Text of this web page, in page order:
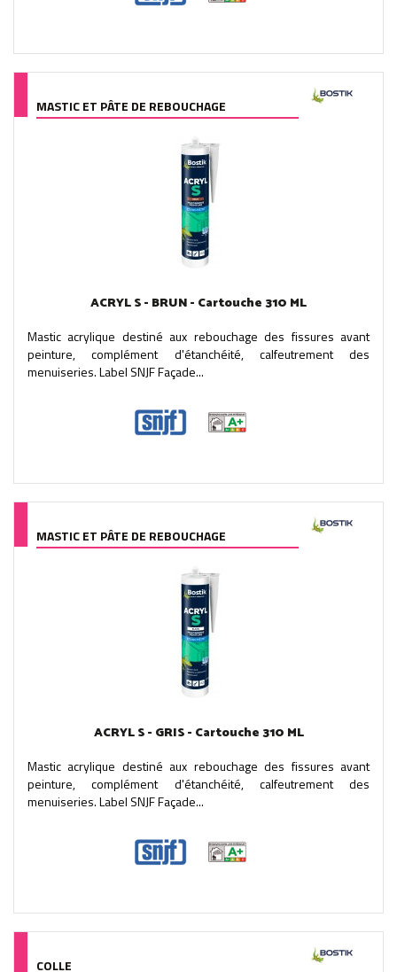
MASTIC ET PÂTE DE REBOUCHAGE
ACRYL S - BRUN - Cartouche 310 ML
Mastic acrylique destiné aux rebouchage des fissures avant
peinture, complément d'étanchéité, calfeutrement des
menuiseries. Label SNJF Façade...
MASTIC ET PÂTE DE REBOUCHAGE
ACRYL S - GRIS - Cartouche 310 ML
Mastic acrylique destiné aux rebouchage des fissures avant
peinture, complément d'étanchéité, calfeutrement des
menuiseries. Label SNJF Façade...
COLLE